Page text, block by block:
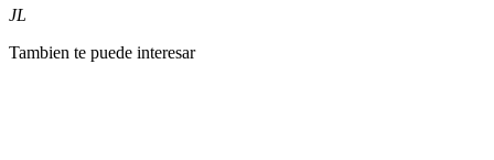
JL
Tambien te puede interesar